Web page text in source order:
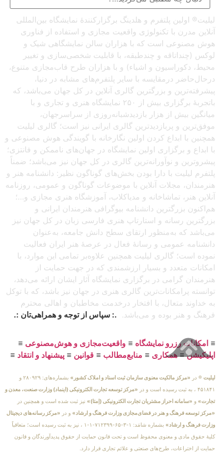
لیلیت® اولین پلتفرم و هلدینگ برگزارکنندهٔ نمایشگاه بین‌المللی
آنلاین مدرن با تکنولوژی واقعیت مجازی و استفاده از فناوری
هوش مصنوعی است که با هزاران سالن نمایشگاهی شیک و
لوکس (چنداتاقه و چندطبقه، با قابلیت شخصی‌سازی و تغییر
محیط، دکوراسیون و اشیاء) و با هزاران طرح قاب‌مجازی متنوع،
درحال‌حاضر درمقایسه با سایر پلتفرم‌های مشابه در دنیا،
پیشرفته‌ترین و بزرگترین گالری آنلاین در کل جهان می‌باشد، که
باتجربهٔ برگزاری بیش از ۲۵۰ نمایشگاه هنری و تجاری و با
میانگین بیش از هزار بازدیدشبانه‌روزی از سراسرجهان،
موفق‌ترین و پربازدیدترین گالری ایرانی نیز است؛ گالری لیلیت
همچنین با ابداع کردن اولین نگارخانه با گویندگی هوش مصنوعی و
با ابداع و برگزاری اولین نمایشگاه در جهان‌های ناممکن و فانتزی؛
پیشروترین و نوآورانه‌ترین گالری در کل جهان نیز می‌باشد؛ ضمناً
پلتفرم لیلیت با دارا بودن بخش‌های گوناگون نظیر: دانشنامه هنر و
هنرمندان، مجلات آنلاین با موضوعات گوناگون و عمومی، روزنامه
آنلاین هنر، تماشاخانه و مدیاکلاب، آموزشگاه هنری مجازی و…؛
هم‌اکنون بزرگترین دانشنامه بیوگرافی هنرمندان ایرانی و
بزرگترین رسانه و استارتاپ هنری فارسی زبان در کل جهان نیز
می‌باشد که به‌منظور ارتقای سطح دانش جامعه، به‌عنوان
دانشنامه عمومی و رسانهٔ فعال در عرصهٔ هنر ایران فعالیت
نموده است؛ گالری لیلیت همچنین علاوه‌بر تمامی این موارد، با
امکانات متعدد و بسیار ارزشمندی که در جهت حمایت از
هنرمندان گرامی در برگزاری نمایشگاه آثار ایشان ارائه می‌دهد،
توانسته پرامکانات‌ترین گالری هنری در جهان نیز باشد، که با توکل
به خداوند متعال، با افتخار درخدمت مخاطبان و اهالی محترم
فرهنگ و هنر بوده و می‌باشد. .: سپاس از توجه و همراهی‌تان :.
≡ امکانات رزرو نمایشگاه ≡ واقعیت‌مجازی و هوش‌مصنوعی ≡
اپلیکیشن≡همکاری ≡ منابع‌مطالب ≡ قوانین ≡ پیشنهاد و انتقاد ≡
لیلیت ® در «مرکز مالکیت معنوی سازمان ثبت اسناد و املاک کشور»
بشماره‌های: ۲۸۰۹۲۹ و
۴۵۱۸۴۱ ، به ثبت رسیده است و در
«مرکز توسعه تجارت الکترونیکی (اینماد) وزارت صنعت، معدن و
تجارت» و «سامانه احراز مشتریان تجارت الکترونیکی (اِمتا)» نیز ثبت شده است و همچنین در
«مرکز توسعه فرهنگ و هنر در فضای‌مجازی وزارت فرهنگ و ارشاد» و در «مرکز رسانه‌های دیجیتال
وزارت فرهنگ و ارشاد»
بشماره شامَد: ۱-۳-۶۵-۷۱۲۳۹۹-۱-۱ ، نیز به ثبت رسیده است؛ متعاقباً
کلیهٔ حقوق مادی و معنوی محفوظ است و تحت قانون حمایت از حقوق پدیدآورندگان و قانون
حمایت از اختراعات، طرح‌های صنعتی و علائم تجاری قرار دارد.